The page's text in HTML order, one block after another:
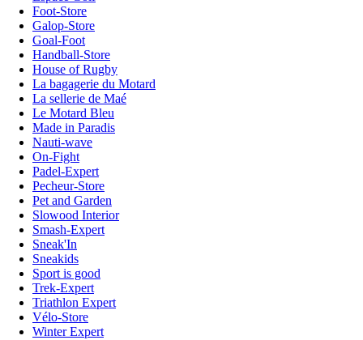
Foot-Store
Galop-Store
Goal-Foot
Handball-Store
House of Rugby
La bagagerie du Motard
La sellerie de Maé
Le Motard Bleu
Made in Paradis
Nauti-wave
On-Fight
Padel-Expert
Pecheur-Store
Pet and Garden
Slowood Interior
Smash-Expert
Sneak'In
Sneakids
Sport is good
Trek-Expert
Triathlon Expert
Vélo-Store
Winter Expert